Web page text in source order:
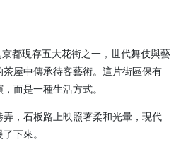
都現存五大花街之一，世代舞伎與藝
屋中傳承待客藝術。這片街區保有
而是一種生活方式。
，石板路上映照著柔和光暈，現代
下來。